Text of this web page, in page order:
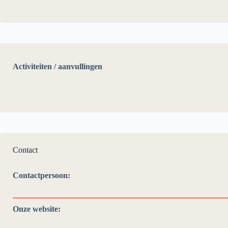
Activiteiten / aanvullingen
Contact
Contactpersoon:
Onze website: